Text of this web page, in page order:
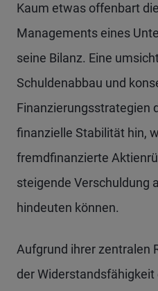
Kaum etwas offenbart
Managements eines
seine Bilanz. Eine
Schuldenabbau und
Finanzierungsstrategien
finanzielle Stabilität hin,
fremdfinanzierte
steigende Verschuldung
hindeuten können.
Aufgrund ihrer zentralen
der